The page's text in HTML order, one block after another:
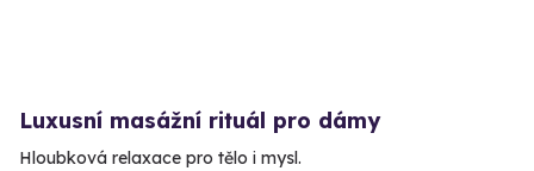
Luxusní masážní rituál pro dámy
Hloubková relaxace pro tělo i mysl.